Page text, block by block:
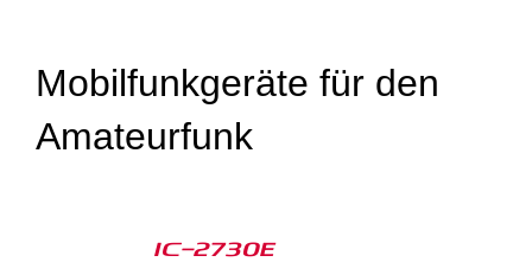
Mobilfunkgeräte für den
Amateurfunk
IC-2730E